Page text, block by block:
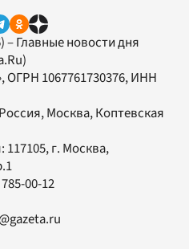
– Главные новости дня
, ОГРН 1067761730376, ИНН
Москва, Коптевская
117105, г. Москва,
00-12